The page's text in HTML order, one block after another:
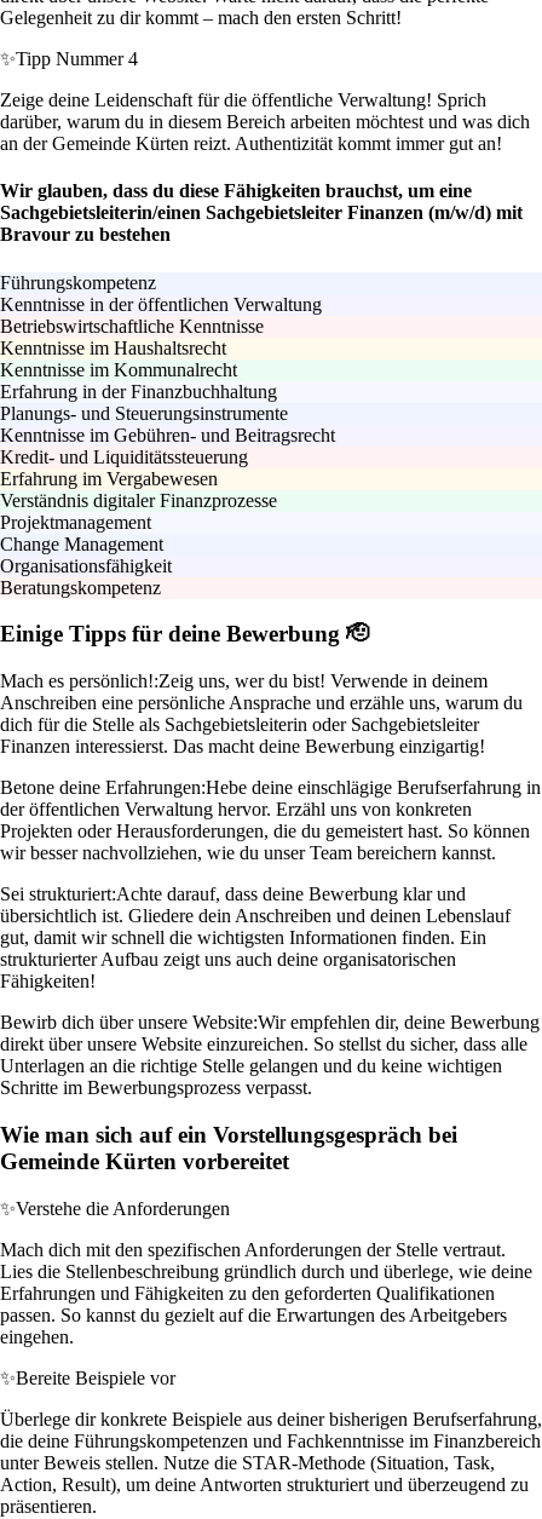
Gelegenheit zu dir kommt – mach den ersten Schritt!
✨Tipp Nummer 4
Zeige deine Leidenschaft für die öffentliche Verwaltung! Sprich
darüber, warum du in diesem Bereich arbeiten möchtest und was dich
an der Gemeinde Kürten reizt. Authentizität kommt immer gut an!
Wir glauben, dass du diese Fähigkeiten brauchst, um eine
Sachgebietsleiterin/einen Sachgebietsleiter Finanzen (m/w/d) mit
Bravour zu bestehen
Führungskompetenz
Kenntnisse in der öffentlichen Verwaltung
Betriebswirtschaftliche Kenntnisse
Kenntnisse im Haushaltsrecht
Kenntnisse im Kommunalrecht
Erfahrung in der Finanzbuchhaltung
Planungs- und Steuerungsinstrumente
Kenntnisse im Gebühren- und Beitragsrecht
Kredit- und Liquiditätssteuerung
Erfahrung im Vergabewesen
Verständnis digitaler Finanzprozesse
Projektmanagement
Change Management
Organisationsfähigkeit
Beratungskompetenz
Einige Tipps für deine Bewerbung 🫡
Mach es persönlich!:Zeig uns, wer du bist! Verwende in deinem
Anschreiben eine persönliche Ansprache und erzähle uns, warum du
dich für die Stelle als Sachgebietsleiterin oder Sachgebietsleiter
Finanzen interessierst. Das macht deine Bewerbung einzigartig!
Betone deine Erfahrungen:Hebe deine einschlägige Berufserfahrung in
der öffentlichen Verwaltung hervor. Erzähl uns von konkreten
Projekten oder Herausforderungen, die du gemeistert hast. So können
wir besser nachvollziehen, wie du unser Team bereichern kannst.
Sei strukturiert:Achte darauf, dass deine Bewerbung klar und
übersichtlich ist. Gliedere dein Anschreiben und deinen Lebenslauf
gut, damit wir schnell die wichtigsten Informationen finden. Ein
strukturierter Aufbau zeigt uns auch deine organisatorischen
Fähigkeiten!
Bewirb dich über unsere Website:Wir empfehlen dir, deine Bewerbung
direkt über unsere Website einzureichen. So stellst du sicher, dass alle
Unterlagen an die richtige Stelle gelangen und du keine wichtigen
Schritte im Bewerbungsprozess verpasst.
Wie man sich auf ein Vorstellungsgespräch bei
Gemeinde Kürten vorbereitet
✨Verstehe die Anforderungen
Mach dich mit den spezifischen Anforderungen der Stelle vertraut.
Lies die Stellenbeschreibung gründlich durch und überlege, wie deine
Erfahrungen und Fähigkeiten zu den geforderten Qualifikationen
passen. So kannst du gezielt auf die Erwartungen des Arbeitgebers
eingehen.
✨Bereite Beispiele vor
Überlege dir konkrete Beispiele aus deiner bisherigen Berufserfahrung,
die deine Führungskompetenzen und Fachkenntnisse im Finanzbereich
unter Beweis stellen. Nutze die STAR-Methode (Situation, Task,
Action, Result), um deine Antworten strukturiert und überzeugend zu
präsentieren.